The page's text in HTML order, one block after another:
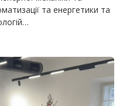
та енергетики та